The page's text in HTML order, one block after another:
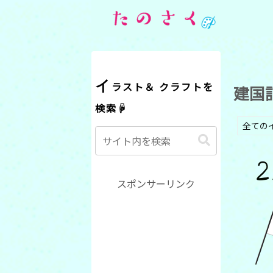
建国
全ての
イラスト＆ クラフトを
検索☟
スポンサーリンク